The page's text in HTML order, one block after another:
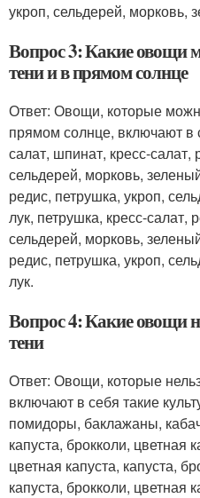
укроп, сельдерей, морковь,
Вопрос 3: Какие овощи
тени и в прямом солнце
Ответ: Овощи, которые
прямом солнце, включают в
салат, шпинат, кресс-салат,
сельдерей, морковь,
редис, петрушка, укроп,
лук, петрушка, кресс-салат,
сельдерей, морковь,
редис, петрушка, укроп,
лук.
Вопрос 4: Какие овощи
тени
Ответ: Овощи, которые
включают в себя такие
помидоры, баклажаны,
капуста, брокколи, цветная
цветная капуста, капуста,
капуста, брокколи, цветная